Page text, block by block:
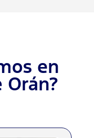
en
Orán?